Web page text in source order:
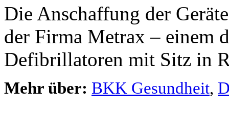
Die Anschaffung der
der Firma Metrax – einem
Defibrillatoren mit Sitz in
Mehr über: BKK Gesundheit,